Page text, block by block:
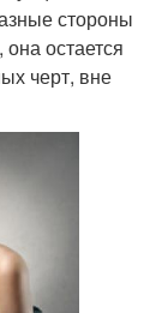
стороны
остается
черт, вне